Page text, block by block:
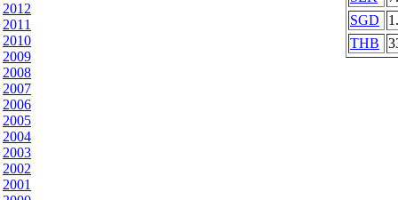
2012
2011
2010
2009
2008
2007
2006
2005
2004
2003
2002
2001
SGD
THB